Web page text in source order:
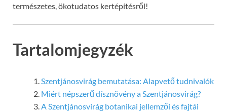
természetes, ökotudatos kertépítésről!
Tartalomjegyzék
Szentjánosvirág bemutatása: Alapvető tudnivalók
Miért népszerű dísznövény a Szentjánosvirág?
A Szentjánosvirág botanikai jellemzői és fajtái